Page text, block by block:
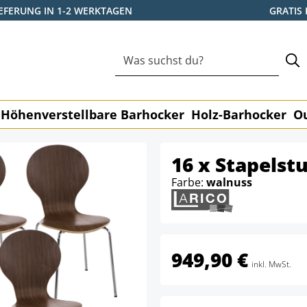
IN 1-2 WERKTAGEN GRATIS
Höhenverstellbare Barhocker Holz-Barhocker
16 x
Farbe: walnuss
949,90 € inkl. MwSt.